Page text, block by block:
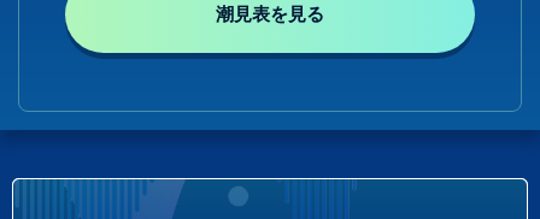
潮見表を見る